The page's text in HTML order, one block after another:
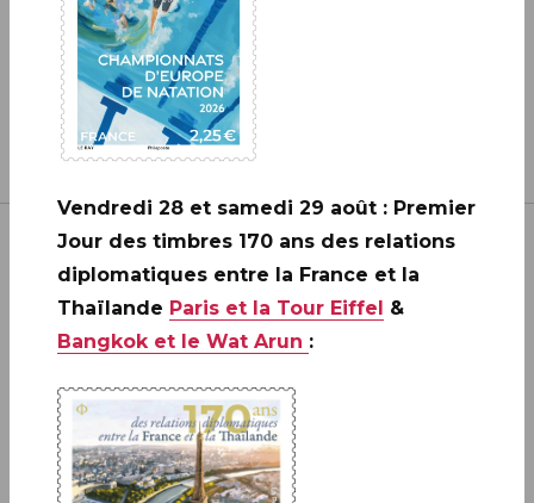
Inscrivez-vous à notre newsletter
JE M'ABONNE
Vendredi 28 et samedi 29 août : Premier
Jour des timbres 170 ans des relations
diplomatiques entre la France et la
Thaïlande Paris et la Tour Eiffel &
Bangkok et le Wat Arun :